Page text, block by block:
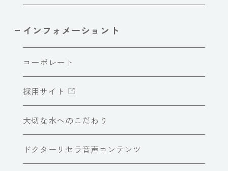
インフォメーショント
コーポレート
採用サイト
大切な水へのこだわり
ドクターリセラ音声コンテンツ